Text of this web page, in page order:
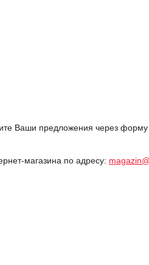
Ваши предложения через форму
магазина по адресу: